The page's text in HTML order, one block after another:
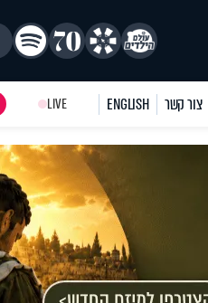
צור קשר ENGLISH
LIVE